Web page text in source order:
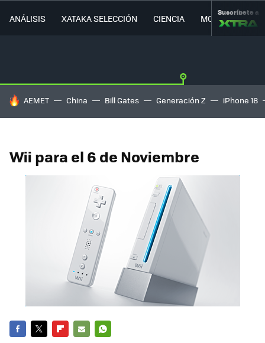
ANÁLISIS XATAKA SELECCIÓN CIENCIA MOVILIDAD
Suscríbete a
HOY SE HABLA DE
AEMET China Bill Gates Generación Z iPhone 18
Wii para el 6 de Noviembre